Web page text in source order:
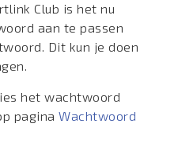
Club is het nu
aan te passen
Dit kun je doen
het wachtwoord
pagina Wachtwoord